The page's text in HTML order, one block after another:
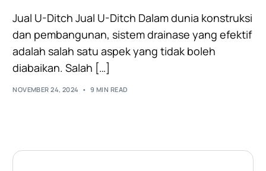
Jual U-Ditch Jual U-Ditch Dalam dunia konstruksi
dan pembangunan, sistem drainase yang efektif
adalah salah satu aspek yang tidak boleh
diabaikan. Salah […]
NOVEMBER 24, 2024 9 MIN READ